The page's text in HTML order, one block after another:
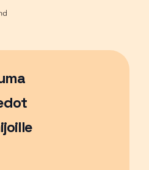
ikkunassa